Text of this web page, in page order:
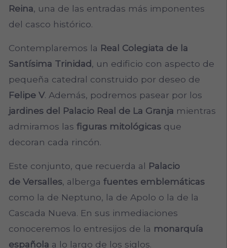
Reina, una de las entradas más imponentes
del casco histórico.
Contemplaremos la Real Colegiata de la
Santísima Trinidad, un edificio con aspecto de
pequeña catedral construido por deseo de
Felipe V. Además, podremos pasear por los
jardines del Palacio Real de La Granja mientras
admiramos las figuras mitológicasque
decoran cada rincón.
Este conjunto, que recuerda al Palacio
de Versalles, alberga fuentes emblemáticas
como la de Neptuno, la de Apolo o la de la
Cascada Nueva. En sus inmediaciones
conoceremos lo entresijos de la monarquía
española a lo largo de los siglos.